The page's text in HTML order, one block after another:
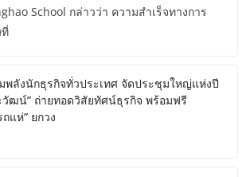
School กล่าวว่า ความสำเร็จทางการ
พลังนักธุรกิจทั่วประเทศ จัดประชุมใหญ่แห่งปี
วัฒน์” ถ่ายทอดวิสัยทัศน์ธุรกิจ พร้อมฟรี
แห่” ยกวง